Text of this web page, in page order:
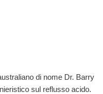
di nome Dr. Barry
sul reflusso acido.